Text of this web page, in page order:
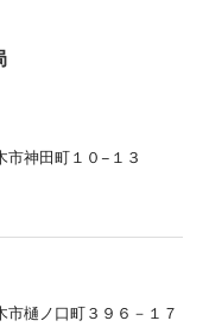
市神田町１０−１３
市樋ノ口町３９６－１７